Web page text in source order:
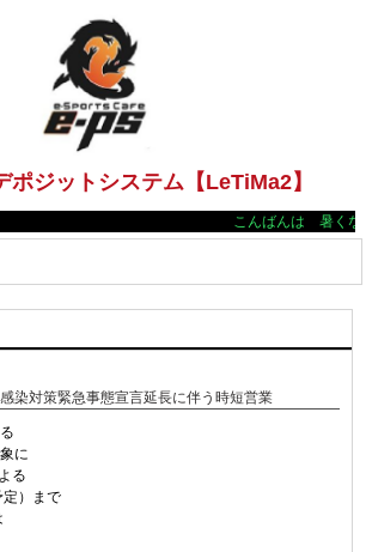
ポジットシステム【LeTiMa2】
こんばんは 暑くな
染対策緊急事態宣言延長に伴う時短営業
に
る
）まで